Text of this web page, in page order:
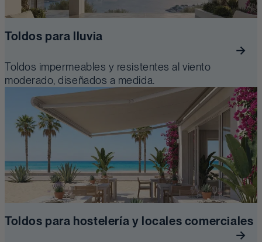
Toldos para lluvia
Toldos impermeables y resistentes al viento
moderado, diseñados a medida.
Toldos para hostelería y locales comerciales